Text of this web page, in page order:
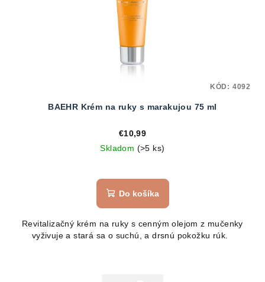
BAEHR Krém na ruky s marakujou 75 ml
€10,99
Skladom (>5 ks)
Do košíka
Revitalizačný krém na ruky s cenným olejom z mučenky
vyživuje a stará sa o suchú, a drsnú pokožku rúk.
KÓD: 4092